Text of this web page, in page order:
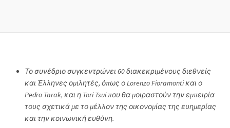
Το συνέδριο συγκεντρώνει 60 διακεκριμένους διεθνείς
και Έλληνες ομιλητές, όπως οLorenzoFioramontiκαι ο
Pedro Tarak, και η Tori Tsuiπου θα μοιραστούν την εμπειρία
τους σχετικά με το μέλλον της οικονομίας της ευημερίας
και την κοινωνική ευθύνη.